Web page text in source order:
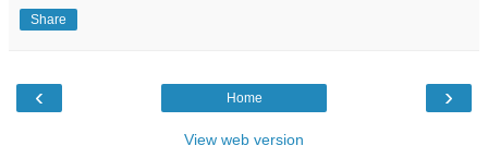
Share
‹ ›
Home
View web version